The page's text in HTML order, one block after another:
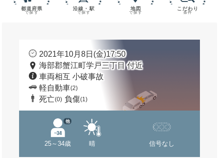
都道府県
で探す
沿線・駅
で探す
地図
で探す
こだわり
条件
2021年10月8日(金)17:50
海部郡蟹江町学戸三丁目 付近
車両相互 小破事故
軽自動車(2)
死亡(0) 負傷(1)
25～34歳
他
晴 信号なし